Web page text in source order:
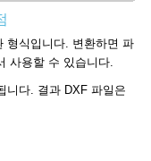
형식입니다. 변환하면 파
사용할 수 있습니다.
니다. 결과 DXF 파일은